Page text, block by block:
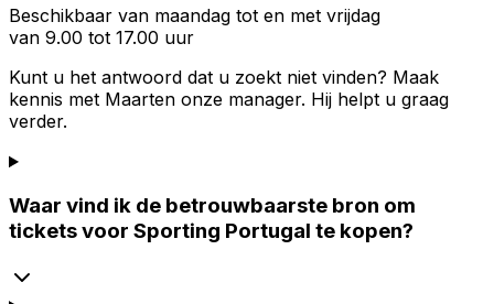
Beschikbaar van maandag tot en met vrijdag
van 9.00 tot 17.00 uur
Kunt u het antwoord dat u zoekt niet vinden? Maak
kennis met Maarten onze manager. Hij helpt u graag
verder.
Waar vind ik de betrouwbaarste bron om
tickets voor Sporting Portugal te kopen?